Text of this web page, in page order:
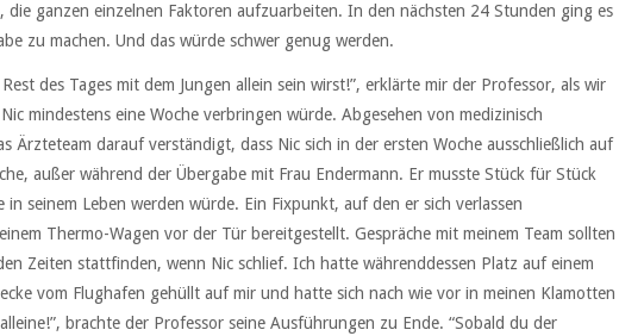
ganzen einzelnen Faktoren aufzuarbeiten. In den nächsten 24 Stunden ging es
zu machen. Und das würde schwer genug werden.
des Tages mit dem Jungen allein sein wirst!”, erklärte mir der Professor, als wir
mindestens eine Woche verbringen würde. Abgesehen von medizinisch
Ärzteteam darauf verständigt, dass Nic sich in der ersten Woche ausschließlich auf
außer während der Übergabe mit Frau Endermann. Er musste Stück für Stück
seinem Leben werden würde. Ein Fixpunkt, auf den er sich verlassen
Thermo-Wagen vor der Tür bereitgestellt. Gespräche mit meinem Team sollten
Zeiten stattfinden, wenn Nic schlief. Ich hatte währenddessen Platz auf einem
vom Flughafen gehüllt auf mir und hatte sich nach wie vor in meinen Klamotten
brachte der Professor seine Ausführungen zu Ende. “Sobald du der